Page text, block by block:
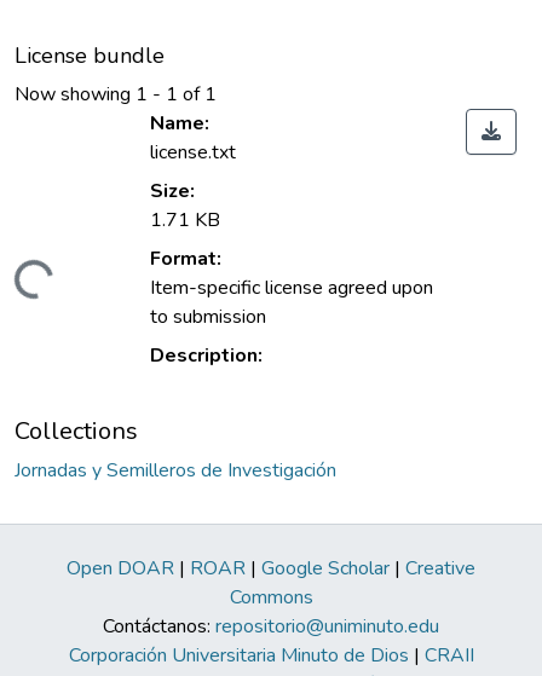
License bundle
Now showing 1 - 1 of 1
Name:
license.txt
Size:
1.71 KB
Format:
Item-specific license agreed upon
to submission
Description:
Collections
Jornadas y Semilleros de Investigación
Open DOAR | ROAR | Google Scholar | Creative
Commons
Contáctanos: repositorio@uniminuto.edu
Corporación Universitaria Minuto de Dios | CRAII